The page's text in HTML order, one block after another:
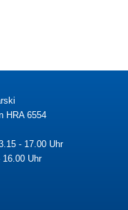
HRA 6554
- 17.00 Uhr
16.00 Uhr